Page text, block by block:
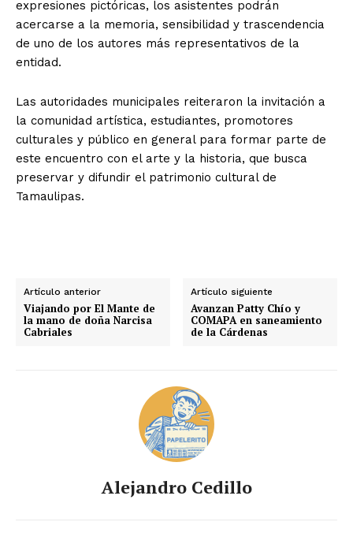
expresiones pictóricas, los asistentes podrán
acercarse a la memoria, sensibilidad y trascendencia
de uno de los autores más representativos de la
entidad.
Las autoridades municipales reiteraron la invitación a
la comunidad artística, estudiantes, promotores
culturales y público en general para formar parte de
este encuentro con el arte y la historia, que busca
preservar y difundir el patrimonio cultural de
Tamaulipas.
Artículo anterior
Viajando por El Mante de
la mano de doña Narcisa
Cabriales
Artículo siguiente
Avanzan Patty Chío y
COMAPA en saneamiento
de la Cárdenas
Alejandro Cedillo